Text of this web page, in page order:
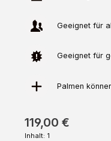
Geeignet für
Geeignet für
Palmen
119,00 €
Inhalt: 1